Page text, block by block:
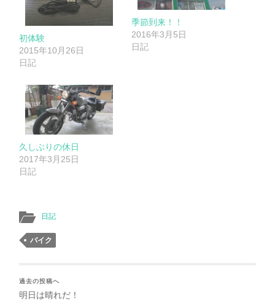
初体験
2015年10月26日
日記
季節到来！！
2016年3月5日
日記
久しぶりの休日
2017年3月25日
日記
日記
バイク
過去の投稿へ
明日は晴れだ！